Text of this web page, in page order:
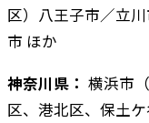
区）八王子市／立
市 ほか
神奈川県： 横浜市
区、港北区、保土